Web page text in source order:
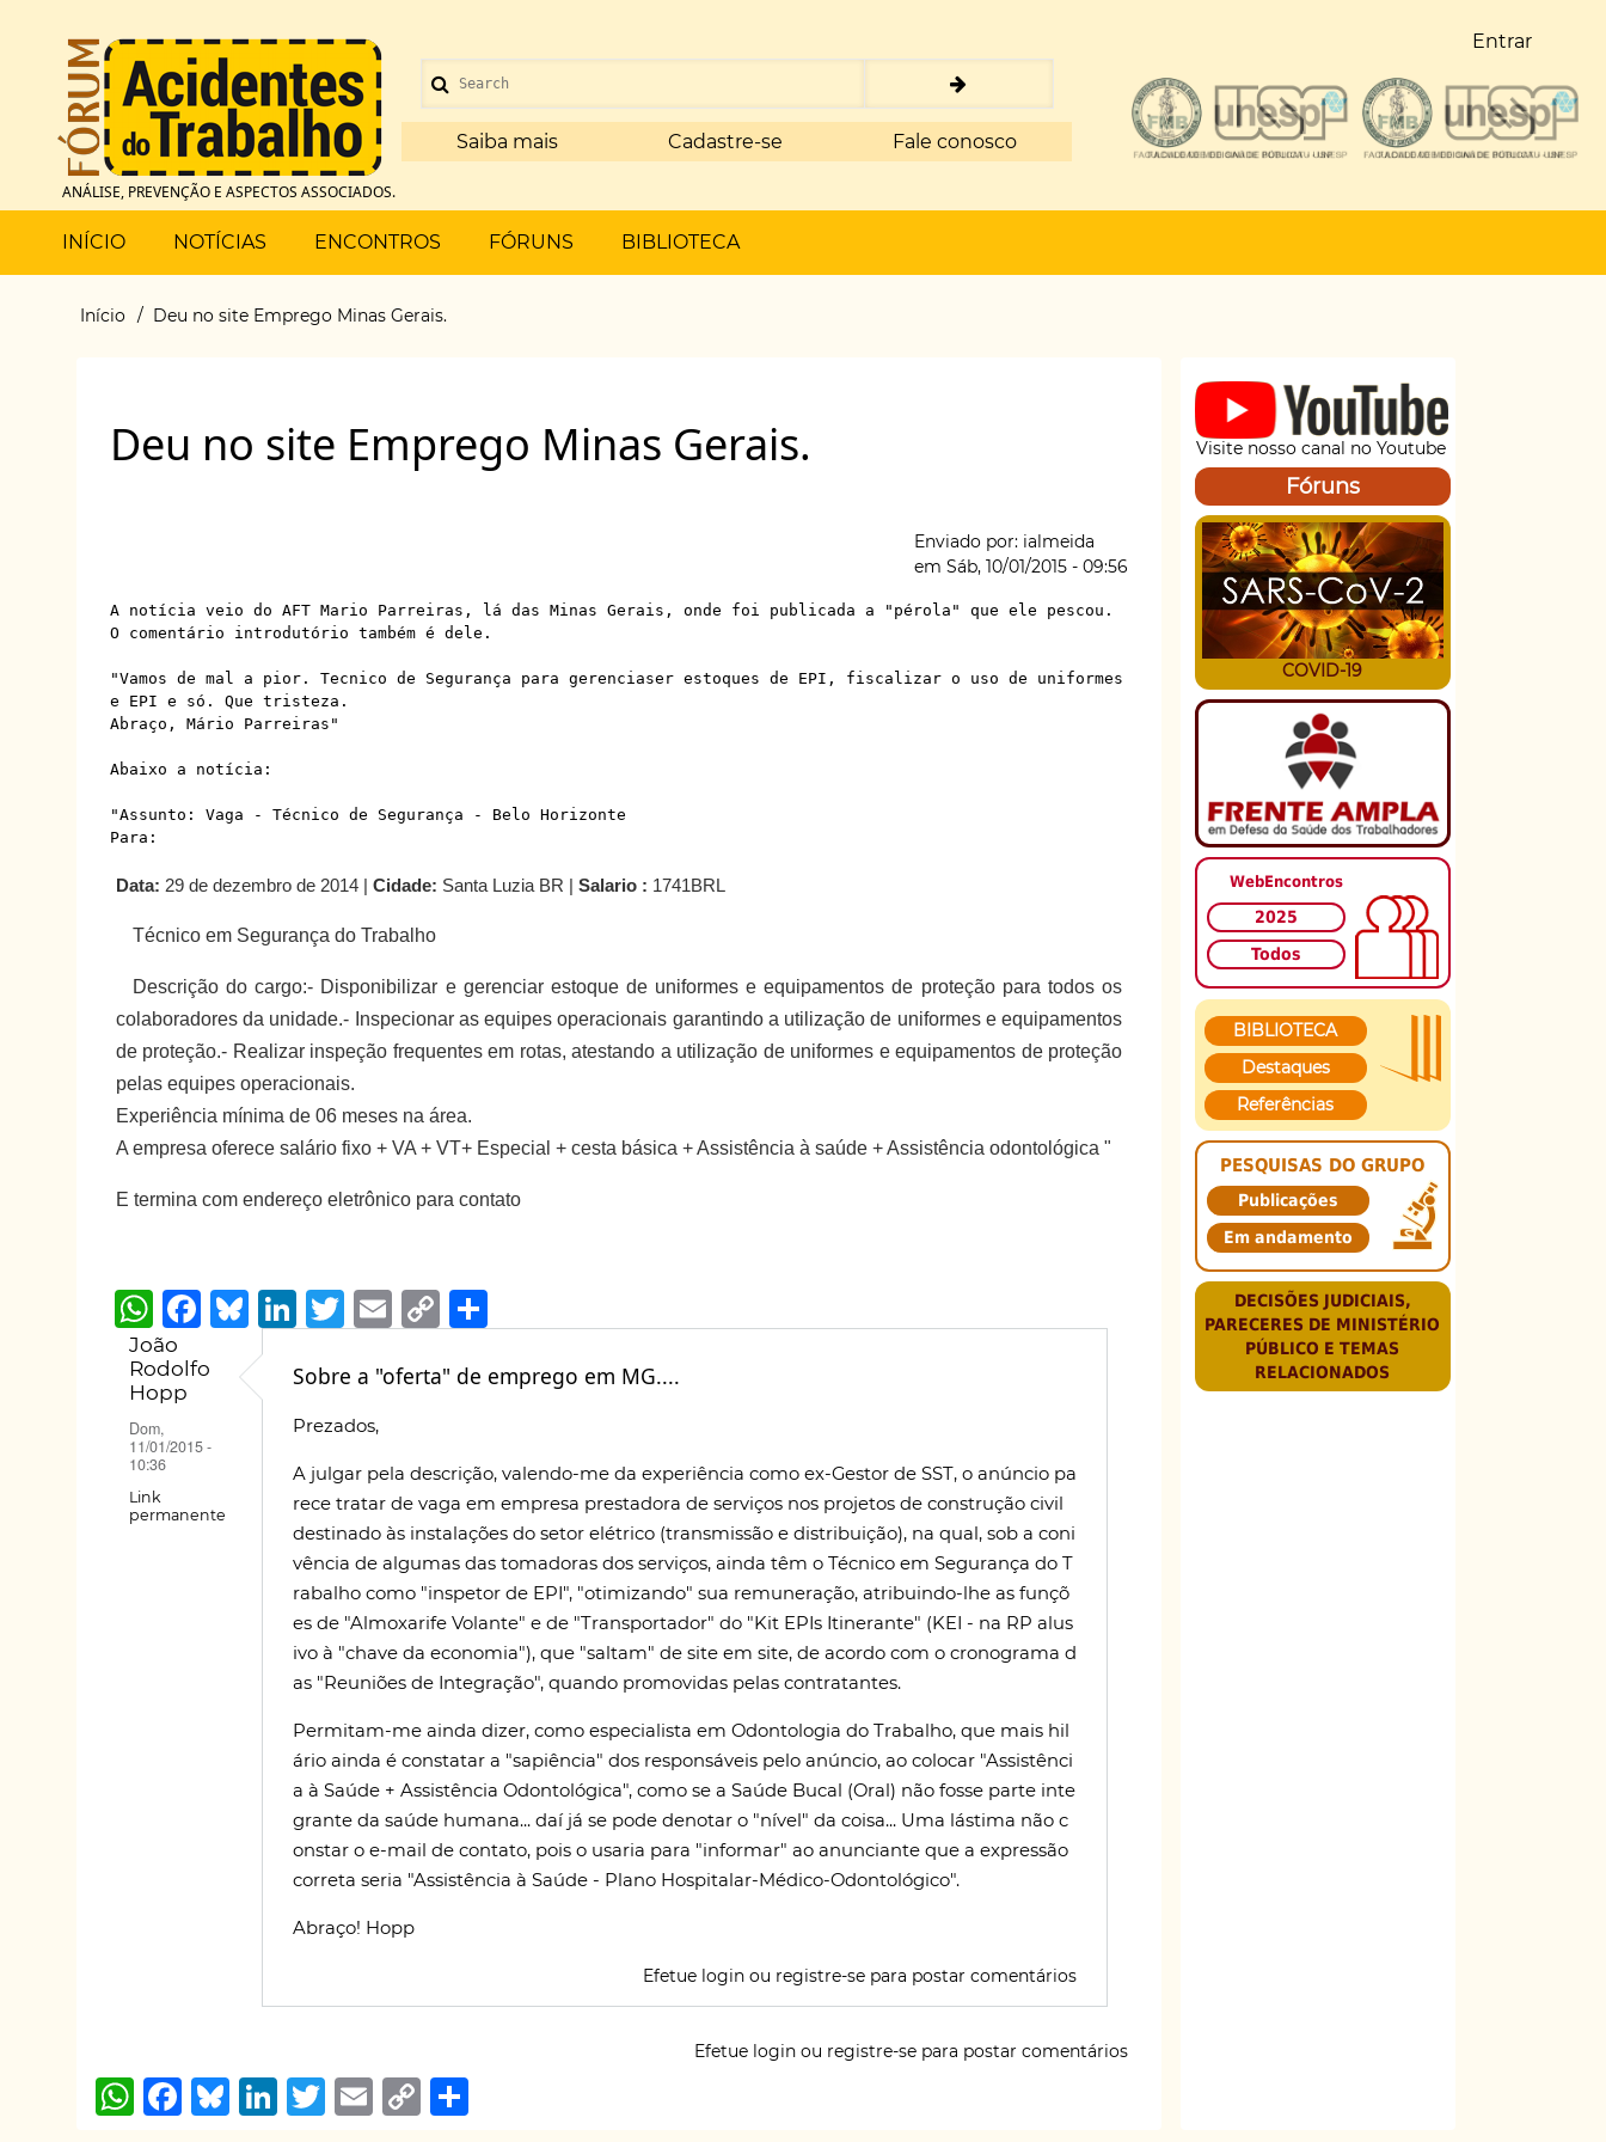
conteúdo
principal
ANÁLISE, PREVENÇÃO E ASPECTOS ASSOCIADOS.
Menu
de
conta
de
usuário
Entrar
Saiba mais Cadastre-se Fale conosco
Main
menu
INÍCIO NOTÍCIAS ENCONTROS FÓRUNS BIBLIOTECA
Trilha
navegação
Início Deu no site Emprego Minas Gerais.
Deu no site Emprego Minas Gerais.
Enviado por: ialmeida
em Sáb, 10/01/2015 - 09:56
A notícia veio do AFT Mario Parreiras, lá das Minas Gerais, onde foi publicada a "pérola" que ele pescou.
O comentário introdutório também é dele.
"Vamos de mal a pior. Tecnico de Segurança para gerenciaser estoques de EPI, fiscalizar o uso de uniformes
e EPI e só. Que tristeza.
Abraço, Mário Parreiras"
Abaixo a notícia:
"Assunto: Vaga - Técnico de Segurança - Belo Horizonte
Para:
Data: 29 de dezembro de 2014 | Cidade: Santa Luzia BR | Salario : 1741BRL
Técnico em Segurança do Trabalho
Descrição do cargo:- Disponibilizar e gerenciar estoque de uniformes e equipamentos de proteção para todos os
colaboradores da unidade.- Inspecionar as equipes operacionais garantindo a utilização de uniformes e equipamentos
de proteção.- Realizar inspeção frequentes em rotas, atestando a utilização de uniformes e equipamentos de proteção
pelas equipes operacionais.
Experiência mínima de 06 meses na área.
A empresa oferece salário fixo + VA + VT+ Especial + cesta básica + Assistência à saúde + Assistência odontológica "
E termina com endereço eletrônico para contato
W
h
at
s
A
p
p
F
a
c
b
o
B
lu
Li
n
k
e
dI
n
T
w
it
te
r
E
m
ai
C
o
p
Li
n
k
h
ar
João
Rodolfo
Hopp
Dom,
11/01/2015 -
10:36
Link
permanente
Sobre a "oferta" de emprego em MG....
Prezados,
A julgar pela descrição, valendo-me da experiência como ex-Gestor de SST, o anúncio pa
rece tratar de vaga em empresa prestadora de serviços nos projetos de construção civil
destinado às instalações do setor elétrico (transmissão e distribuição), na qual, sob a coni
vência de algumas das tomadoras dos serviços, ainda têm o Técnico em Segurança do T
rabalho como "inspetor de EPI", "otimizando" sua remuneração, atribuindo-lhe as funçõ
es de "Almoxarife Volante" e de "Transportador" do "Kit EPIs Itinerante" (KEI - na RP alus
ivo à "chave da economia"), que "saltam" de site em site, de acordo com o cronograma d
as "Reuniões de Integração", quando promovidas pelas contratantes.
Permitam-me ainda dizer, como especialista em Odontologia do Trabalho, que mais hil
ário ainda é constatar a "sapiência" dos responsáveis pelo anúncio, ao colocar "Assistênci
a à Saúde + Assistência Odontológica", como se a Saúde Bucal (Oral) não fosse parte inte
grante da saúde humana... daí já se pode denotar o "nível" da coisa... Uma lástima não c
onstar o e-mail de contato, pois o usaria para "informar" ao anunciante que a expressão
correta seria "Assistência à Saúde - Plano Hospitalar-Médico-Odontológico".
Abraço! Hopp
Efetue login ou registre-se para postar comentários
Efetue loginou registre-separa postar comentários
W
h
F
a
B
lu
Li
n
T
w
E
m
C
o
Visite nosso canal no Youtube
Fóruns
COVID-19
WebEncontros
2025
Todos
BIBLIOTECA
Destaques
Referências
PESQUISAS DO GRUPO
Publicações
Em andamento
DECISÕES JUDICIAIS,
PARECERES DE MINISTÉRIO
PÚBLICO E TEMAS
RELACIONADOS